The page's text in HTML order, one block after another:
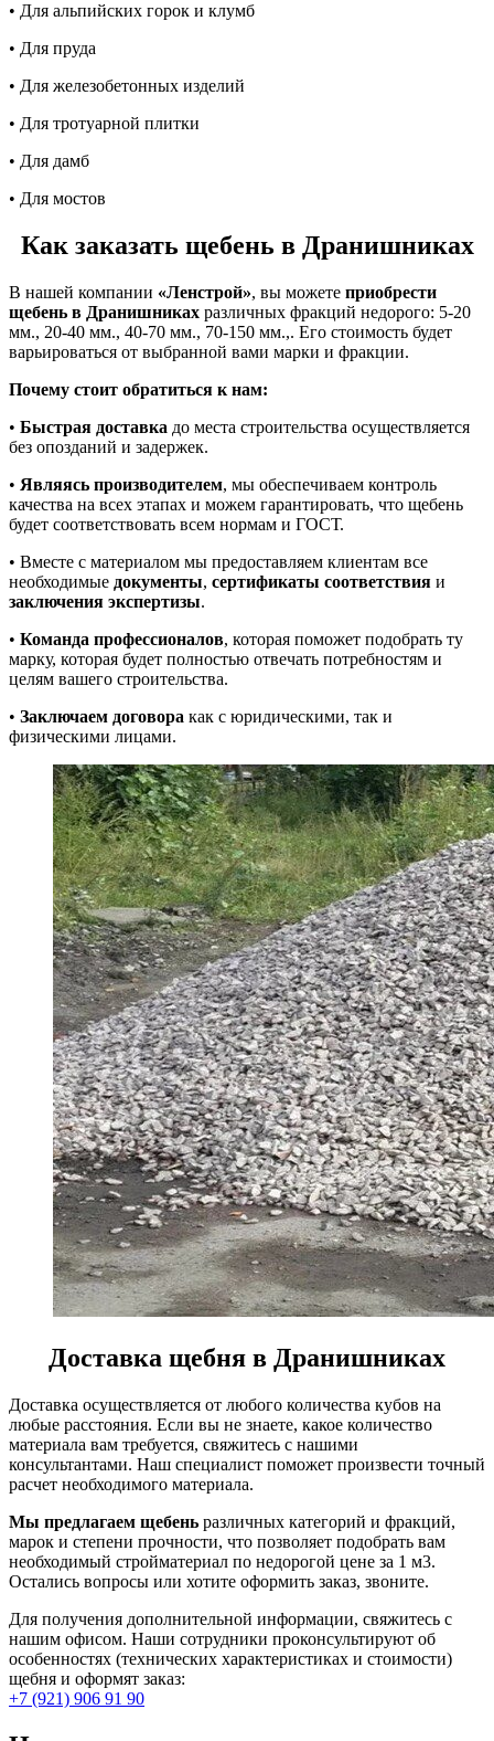
• Для альпийских горок и клумб
• Для пруда
• Для железобетонных изделий
• Для тротуарной плитки
• Для дамб
• Для мостов
Как заказать щебень в Дранишниках
В нашей компании «Ленстрой», вы можете приобрести
щебень в Дранишниках различных фракций недорого: 5-20
мм., 20-40 мм., 40-70 мм., 70-150 мм.,. Его стоимость будет
варьироваться от выбранной вами марки и фракции.
Почему стоит обратиться к нам:
• Быстрая доставка до места строительства осуществляется
без опозданий и задержек.
• Являясь производителем, мы обеспечиваем контроль
качества на всех этапах и можем гарантировать, что щебень
будет соответствовать всем нормам и ГОСТ.
• Вместе с материалом мы предоставляем клиентам все
необходимые документы, сертификаты соответствия и
заключения экспертизы.
• Команда профессионалов, которая поможет подобрать ту
марку, которая будет полностью отвечать потребностям и
целям вашего строительства.
• Заключаем договора как с юридическими, так и
физическими лицами.
Доставка щебня в Дранишниках
Доставка осуществляется от любого количества кубов на
любые расстояния. Если вы не знаете, какое количество
материала вам требуется, свяжитесь с нашими
консультантами. Наш специалист поможет произвести точный
расчет необходимого материала.
Мы предлагаем щебень различных категорий и фракций,
марок и степени прочности, что позволяет подобрать вам
необходимый стройматериал по недорогой цене за 1 м3.
Остались вопросы или хотите оформить заказ, звоните.
Для получения дополнительной информации, свяжитесь с
нашим офисом. Наши сотрудники проконсультируют об
особенностях (технических характеристиках и стоимости)
щебня и оформят заказ:
+7 (921) 906 91 90